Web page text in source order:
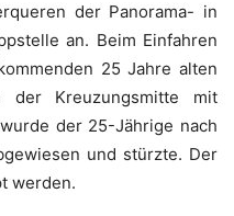
der Panorama- in
an. Beim Einfahren
25 Jahre alten
der Kreuzungsmitte mit
der 25-Jährige nach
und stürzte. Der
werden.